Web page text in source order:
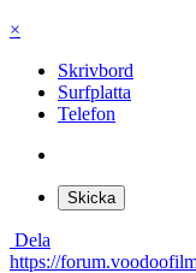
×
Skrivbord
Surfplatta
Telefon
Skicka
Dela
https://